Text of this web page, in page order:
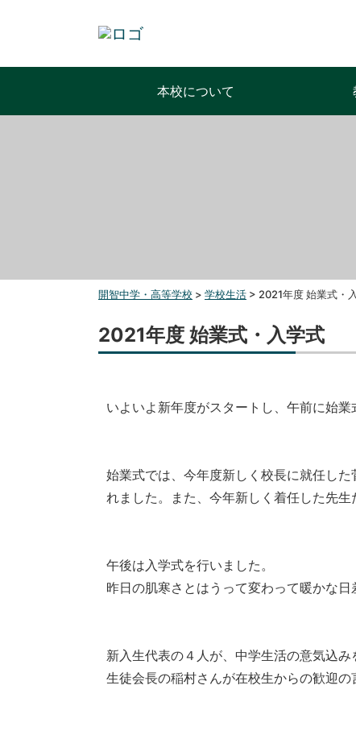
本校について
開智中学・高等学校 > 学校生活 > 2021年度 始業式・
2021年度 始業式・入学式
いよいよ新年度がスタートし、午前に始業
始業式では、今年度新しく校長に就任し
れました。また、今年新しく着任した先生
午後は入学式を行いました。
昨日の肌寒さとはうって変わって暖かな
新入生代表の４人が、中学生活の意気込み
生徒会長の稲村さんが在校生からの歓迎の